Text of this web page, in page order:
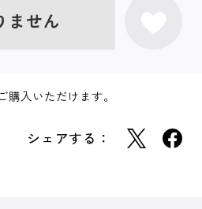
ません
購入いただけます。
シェアする：